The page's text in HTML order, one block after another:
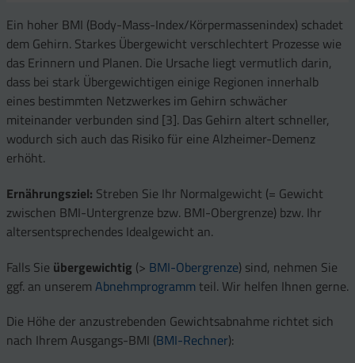
Ein hoher BMI (Body-Mass-Index/Körpermassenindex) schadet
dem Gehirn. Starkes Übergewicht verschlechtert Prozesse wie
das Erinnern und Planen. Die Ursache liegt vermutlich darin,
dass bei stark Übergewichtigen einige Regionen innerhalb
eines bestimmten Netzwerkes im Gehirn schwächer
miteinander verbunden sind [3]. Das Gehirn altert schneller,
wodurch sich auch das Risiko für eine Alzheimer-Demenz
erhöht.
Ernährungsziel: Streben Sie Ihr Normalgewicht (= Gewicht
zwischen BMI-Untergrenze bzw. BMI-Obergrenze) bzw. Ihr
altersentsprechendes Idealgewicht an.
Falls Sie übergewichtig (> BMI-Obergrenze) sind, nehmen Sie
ggf. an unserem Abnehmprogramm teil. Wir helfen Ihnen gerne.
Die Höhe der anzustrebenden Gewichtsabnahme richtet sich
nach Ihrem Ausgangs-BMI (BMI-Rechner):